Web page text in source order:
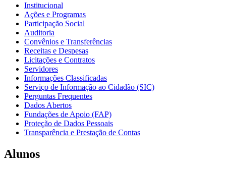
Institucional
Ações e Programas
Participação Social
Auditoria
Convênios e Transferências
Receitas e Despesas
Licitações e Contratos
Servidores
Informações Classificadas
Serviço de Informação ao Cidadão (SIC)
Perguntas Frequentes
Dados Abertos
Fundações de Apoio (FAP)
Proteção de Dados Pessoais
Transparência e Prestação de Contas
Alunos